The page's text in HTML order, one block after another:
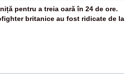
pentru a treia oară în 24 de ore.
britanice au fost ridicate de la